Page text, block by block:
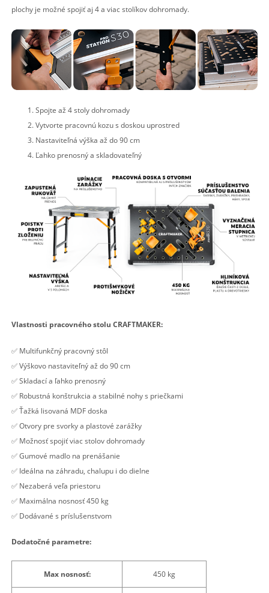
plochy je možné spojiť aj 4 a viac stolíkov dohromady.
Spojte až 4 stoly dohromady
Vytvorte pracovnú kozu s doskou uprostred
Nastaviteľná výška až do 90 cm
Ľahko prenosný a skladovateľný
Vlastnosti pracovného stolu CRAFTMAKER:
✅ Multifunkčný pracovný stôl
✅ Výškovo nastaviteľný až do 90 cm
✅ Skladací a ľahko prenosný
✅ Robustná konštrukcia a stabilné nohy s priečkami
✅ Ťažká lisovaná MDF doska
✅ Otvory pre svorky a plastové zarážky
✅ Možnosť spojiť viac stolov dohromady
✅ Gumové madlo na prenášanie
✅ Ideálna na záhradu, chalupu i do dielne
✅ Nezaberá veľa priestoru
✅ Maximálna nosnosť 450 kg
✅ Dodávané s príslušenstvom
Dodatočné parametre:
Max nosnosť: 450 kg